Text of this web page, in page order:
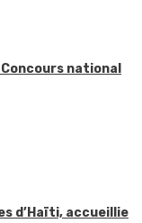
national
d’Haïti, accueillie